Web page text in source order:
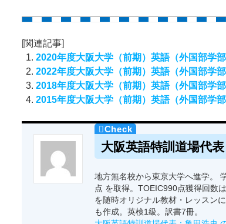
[関連記事]
2020年度大阪大学（前期）英語（外国部学
2022年度大阪大学（前期）英語（外国部学
2018年度大阪大学（前期）英語（外国部学
2015年度大阪大学（前期）英語（外国部学
大阪英語特訓道場代
地方無名校から東京大学へ進学。
点 を取得。TOEIC990点獲得回数
を随時オリジナル教材・レッスン
も作成。英検1級。訳書7冊。